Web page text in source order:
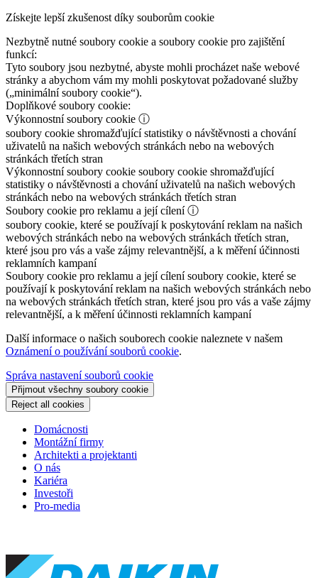
Získejte lepší zkušenost díky souborům cookie
Nezbytně nutné soubory cookie a soubory cookie pro zajištění
funkcí:
Tyto soubory jsou nezbytné, abyste mohli procházet naše webové
stránky a abychom vám my mohli poskytovat požadované služby
(„minimální soubory cookie“).
Doplňkové soubory cookie:
Výkonnostní soubory cookie ⓘ
soubory cookie shromažďující statistiky o návštěvnosti a chování
uživatelů na našich webových stránkách nebo na webových
stránkách třetích stran
Výkonnostní soubory cookie soubory cookie shromažďující
statistiky o návštěvnosti a chování uživatelů na našich webových
stránkách nebo na webových stránkách třetích stran
Soubory cookie pro reklamu a její cílení ⓘ
soubory cookie, které se používají k poskytování reklam na našich
webových stránkách nebo na webových stránkách třetích stran,
které jsou pro vás a vaše zájmy relevantnější, a k měření účinnosti
reklamních kampaní
Soubory cookie pro reklamu a její cílenísoubory cookie, které se
používají k poskytování reklam na našich webových stránkách nebo
na webových stránkách třetích stran, které jsou pro vás a vaše zájmy
relevantnější, a k měření účinnosti reklamních kampaní
Další informace o našich souborech cookie naleznete v našem
Oznámení o používání souborů cookie.
Správa nastavení souborů cookie
Přijmout všechny soubory cookie
Reject all cookies
Domácnosti
Montážní firmy
Architekti a projektanti
O nás
Kariéra
Investoři
Pro-media